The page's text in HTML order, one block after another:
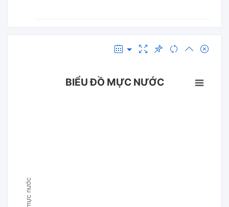
BIỂU ĐỒ MỰC NƯỚC